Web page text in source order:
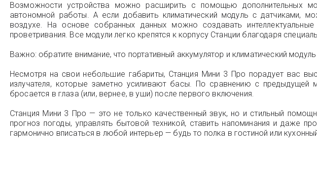
Возможности устройства можно расширить с помощью дополнительных
автономной работы. А если добавить климатический модуль с датчиками,
воздухе. На основе собранных данных можно создавать
проветривания. Все модули легко крепятся к корпусу Станции благодаря
Важно: обратите внимание, что портативный аккумулятор и климатический
Несмотря на свои небольшие габариты, Станция Мини 3 Про порадует вас
излучателя, которые заметно усиливают басы. По сравнению с
бросается в глаза (или, вернее, в уши) после первого включения.
Станция Мини 3 Про — это не только качественный звук, но и стильный
прогноз погоды, управлять бытовой техникой, ставить напоминания и даже
гармонично вписаться в любой интерьер — будь то полка в гостиной или